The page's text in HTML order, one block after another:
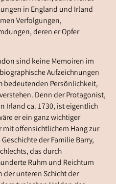
in England und Irland
Verfolgungen,
deren er Opfer
sind keine Memoiren im
Aufzeichnungen
bedeutenden Persönlichkeit,
Denn der Protagonist,
Irland ca. 1730, ist eigentlich
er ein ganz wichtiger
mit offensichtlichem Hang zur
der Familie Barry,
das durch
Ruhm und Reichtum
unteren Schicht der